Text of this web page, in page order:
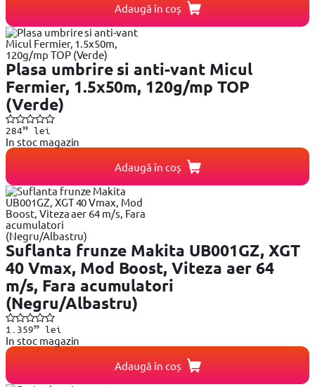
Adaugă în coș
Plasa umbrire si anti-vant Micul
Fermier, 1.5x50m, 120g/mp TOP
(Verde)
28499lei
In stoc magazin
Adaugă în coș
Suflanta frunze Makita UB001GZ, XGT
40 Vmax, Mod Boost, Viteza aer 64
m/s, Fara acumulatori
(Negru/Albastru)
1.35999lei
In stoc magazin
Adaugă în coș